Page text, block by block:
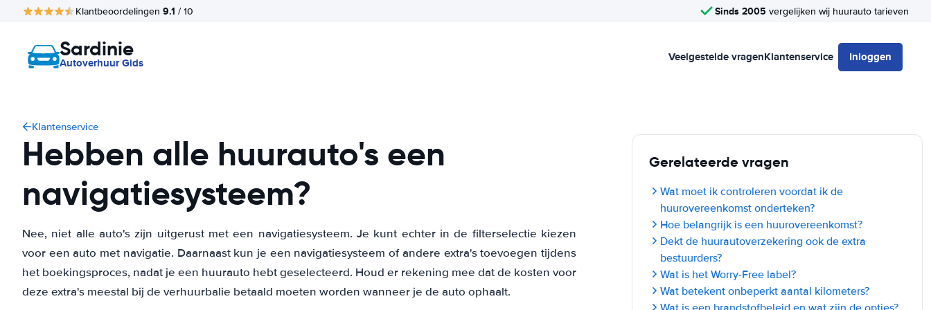
Klantbeoordelingen 9.1 / 10 Sinds 2005 vergelijken wij huurauto tarieven
Sardinie
Autoverhuur Gids Veelgestelde vragenKlantenservice Inloggen
Klantenservice
Hebben alle huurauto's een
navigatiesysteem?
Nee, niet alle auto's zijn uitgerust met een navigatiesysteem. Je kunt echter in de filterselectie kiezen
voor een auto met navigatie. Daarnaast kun je een navigatiesysteem of andere extra's toevoegen tijdens
het boekingsproces, nadat je een huurauto hebt geselecteerd. Houd er rekening mee dat de kosten voor
deze extra's meestal bij de verhuurbalie betaald moeten worden wanneer je de auto ophaalt.
Gerelateerde vragen
Wat moet ik controleren voordat ik de
huurovereenkomst onderteken?
Hoe belangrijk is een huurovereenkomst?
Dekt de huurautoverzekering ook de extra
bestuurders?
Wat is het Worry-Free label?
Wat betekent onbeperkt aantal kilometers?